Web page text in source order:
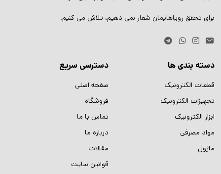
برای تحقق رویاهایمان شعار نمی دهیم، تلاش می کنیم.
دسته بندی ها
قطعات الکترونیک
تجهیزات الکترونیک
ابزار الکترونیک
مواد مصرفی
ماژول
دسترسی سریع
صفحه اصلی
فروشگاه
تماس با ما
درباره ما
مقالات
قوانین سایت